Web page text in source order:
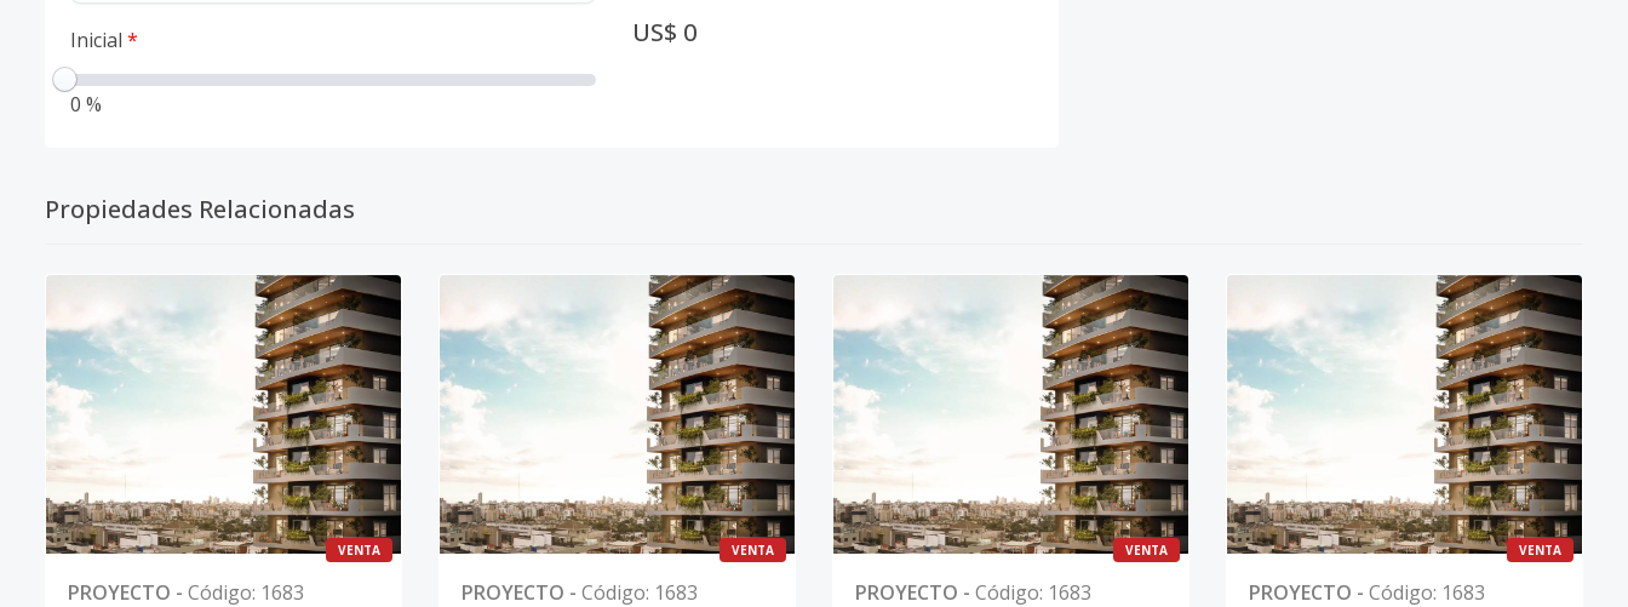
Inicial *
0 %
US$ 0
Propiedades Relacionadas
VENTA
PROYECTO - Código: 1683
VENTA
PROYECTO - Código: 1683
VENTA
PROYECTO - Código: 1683
VENTA
PROYECTO - Código: 1683